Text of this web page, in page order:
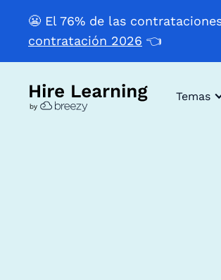
😬 El 76% de las
contratación 2026 👈
Temas